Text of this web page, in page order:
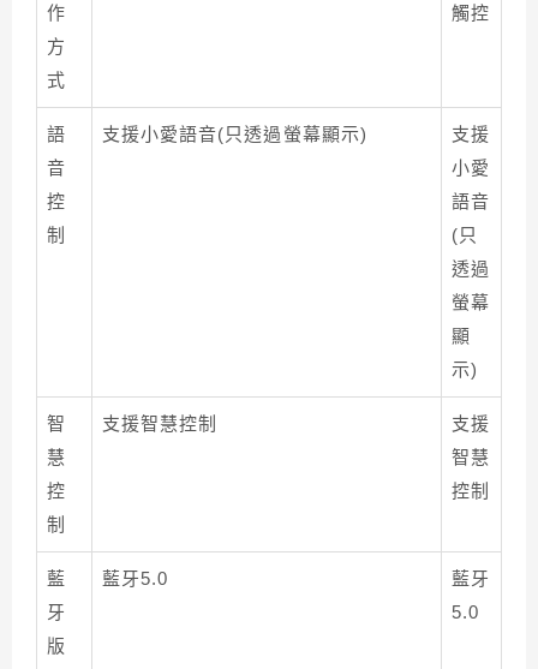
作
方
式
觸控
語
音
控
制
支援小愛語音(只透過螢幕顯示)
支援
小愛
語音
(只
透過
螢幕
顯
示)
智
慧
控
制
支援智慧控制
支援
智慧
控制
藍
牙
版
藍牙5.0
藍牙
5.0